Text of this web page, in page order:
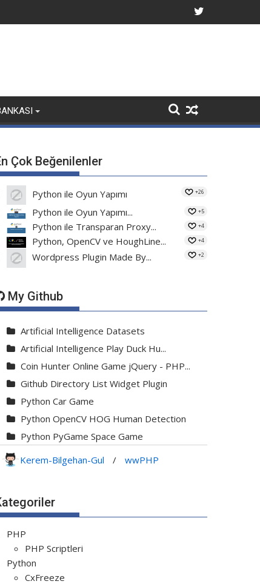
Çok Beğenilenler
Python ile Oyun Yapımı +26
Python ile Oyun Yapımı... +5
Python ile Transparan Proxy... +4
Python, OpenCV ve HoughLine... +4
Wordpress Plugin Made By... +2
My Github
Artificial Intelligence Datasets
Artificial Intelligence Play Duck Hu...
Coin Hunter Online Game jQuery - PHP...
Github Directory List Widget Plugin
Python Car Game
Python OpenCV HOG Human Detection
Python PyGame Space Game
Python Transparent Proxy Server
Kerem-Bilgehan-Gul / wwPHP
PHP
PHP Scriptleri
Python
CxFreeze